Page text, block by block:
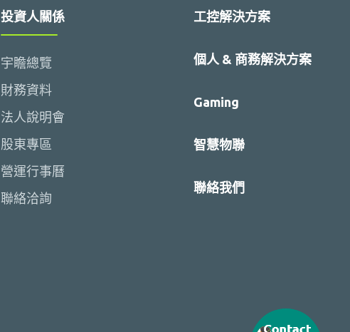
投資人關係
宇瞻總覽
財務資料
法人說明會
股東專區
營運行事曆
聯絡洽詢
工控解決方案
個人 & 商務解決方案
Gaming
智慧物聯
聯絡我們